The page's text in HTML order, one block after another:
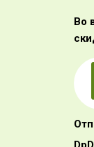
Во